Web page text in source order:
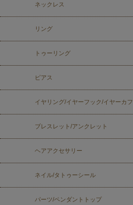
ネックレス
リング
トゥーリング
ピアス
イヤリング/イヤーフック/イヤーカフ
ブレスレット/アンクレット
ヘアアクセサリー
ネイル/タトゥーシール
パーツ/ペンダントトップ